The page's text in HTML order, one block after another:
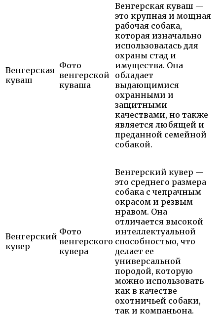
Венгерская
куваш
Фото
венгерской
куваша
Венгерская куваш —
это крупная и мощная
рабочая собака,
которая изначально
использовалась для
охраны стад и
имущества. Она
обладает
выдающимися
охранными и
защитными
качествами, но также
является любящей и
преданной семейной
собакой.
Венгерский
кувер
Фото
венгерского
кувера
Венгерский кувер —
это среднего размера
собака с чепрачным
окрасом и резвым
нравом. Она
отличается высокой
интеллектуальной
способностью, что
делает ее
универсальной
породой, которую
можно использовать
как в качестве
охотничьей собаки,
так и компаньона.